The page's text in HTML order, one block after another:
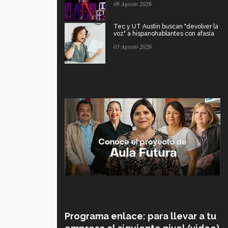
06 Agosto 2026
Tec y UT Austin buscan "devolver la
voz" a hispanohablantes con afasia
05 Agosto 2026
Programa enlace: para llevar a tu